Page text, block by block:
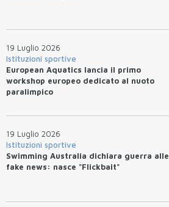
19 Luglio 2026
Istituzioni sportive
European Aquatics lancia il primo
workshop europeo dedicato al nuoto
paralimpico
19 Luglio 2026
Istituzioni sportive
Swimming Australia dichiara guerra alle
fake news: nasce "Flickbait"